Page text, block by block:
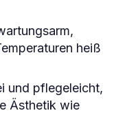
heiß
und pflegeleicht,
Ästhetik wie